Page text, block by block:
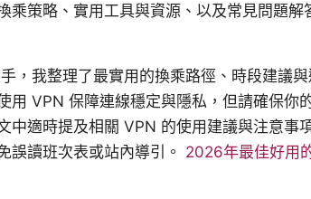
乘策略、實用工具與資源、以及常見問題
，我整理了最實用的換乘路徑、時段建議
用 VPN 保障連線穩定與隱私，但請確保你
中適時提及相關 VPN 的使用建議與注意事
誤讀班次表或站內導引。 2026年最佳好用